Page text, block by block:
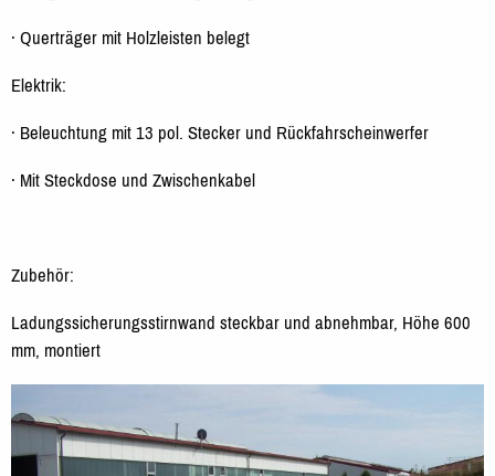
· Querträger mit Holzleisten belegt
Elektrik:
· Beleuchtung mit 13 pol. Stecker und Rückfahrscheinwerfer
· Mit Steckdose und Zwischenkabel
Zubehör:
Ladungssicherungsstirnwand steckbar und abnehmbar, Höhe 600
mm, montiert